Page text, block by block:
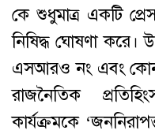
কে শুধুমাত্র একটি
নিষিদ্ধ ঘোষণা করে।
এসআরও নং এবং কোন
রাজনৈতিক
কার্যক্রমকে